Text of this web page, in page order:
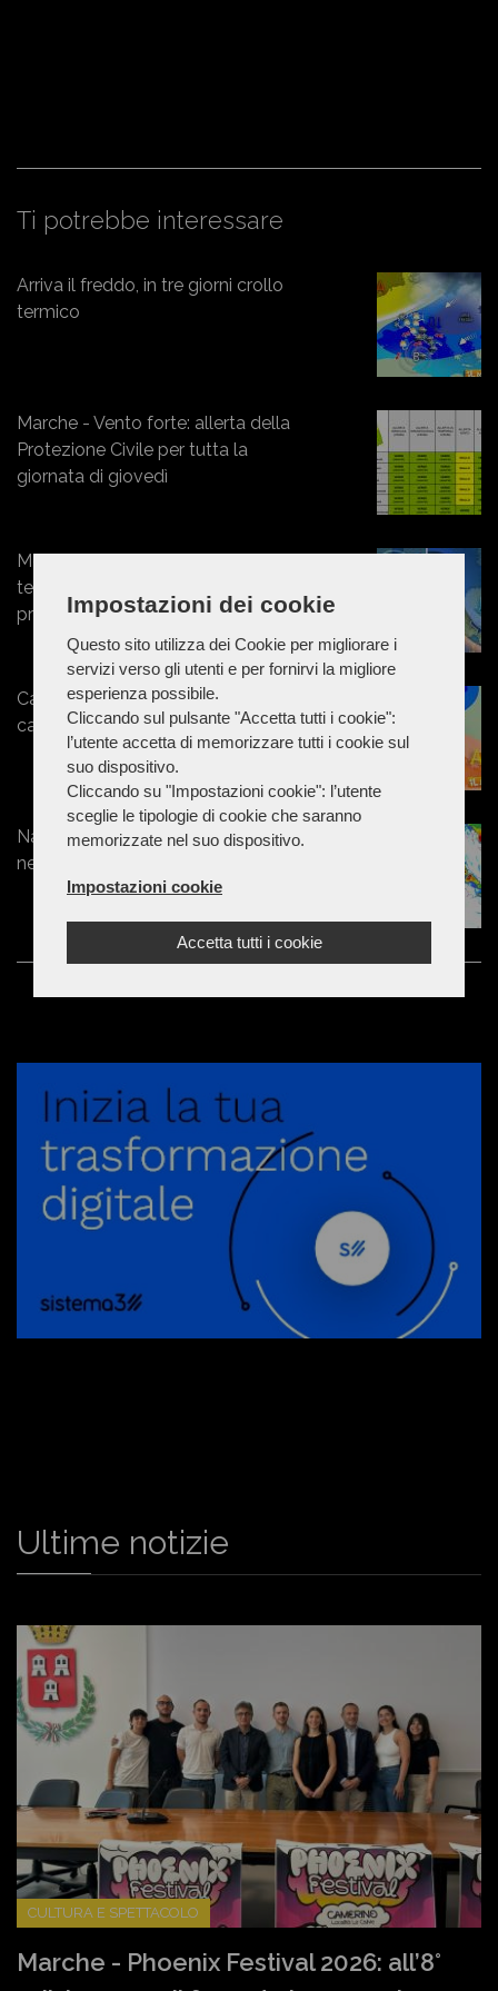
Impostazioni dei cookie
Questo sito utilizza dei Cookie per migliorare i
servizi verso gli utenti e per fornirvi la migliore
esperienza possibile.
Cliccando sul pulsante "Accetta tutti i cookie":
l’utente accetta di memorizzare tutti i cookie sul
suo dispositivo.
Cliccando su "Impostazioni cookie": l’utente
sceglie le tipologie di cookie che saranno
memorizzate nel suo dispositivo.
Impostazioni cookie
Accetta tutti i cookie
Ti potrebbe interessare
Arriva il freddo, in tre giorni crollo
termico
Marche - Vento forte: allerta della
Protezione Civile per tutta la
giornata di giovedì
Meteo. repentino calo delle
temperature da venerdì: probabili
precipitazioni
Capodanno senza precipitazioni,
calo delle temperature per l'Epifania
Natale sotto la neve: freddo artico e
nevicate diffuse sul Centro-Sud
Ultime notizie
CULTURA E SPETTACOLO
Marche - Phoenix Festival 2026: all’8°